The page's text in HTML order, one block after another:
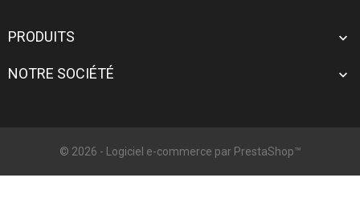
PRODUITS 
NOTRE SOCIÉTÉ 
© 2026 - Logiciel e-commerce par PrestaShop™